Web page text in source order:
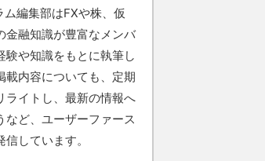
編集部はFXや株、仮
金融知識が豊富なメンバ
験や知識をもとに執筆し
載内容についても、定期
ライトし、最新の情報へ
など、ユーザーファース
信しています。